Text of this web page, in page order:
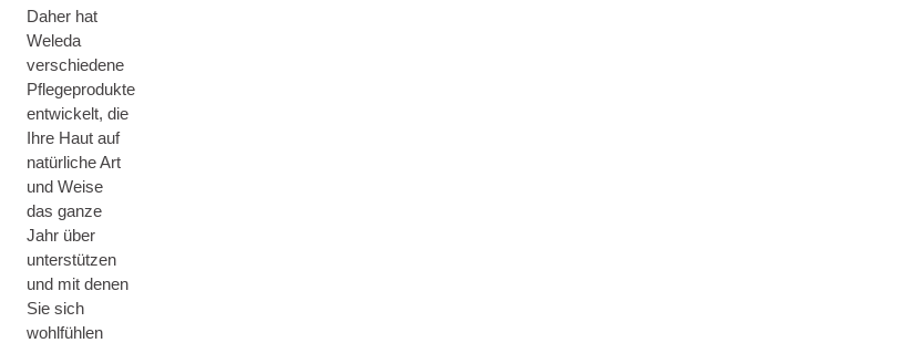
Daher hat
Weleda
verschiedene
Pflegeprodukte
entwickelt, die
Ihre Haut auf
natürliche Art
und Weise
das ganze
Jahr über
unterstützen
und mit denen
Sie sich
wohlfühlen